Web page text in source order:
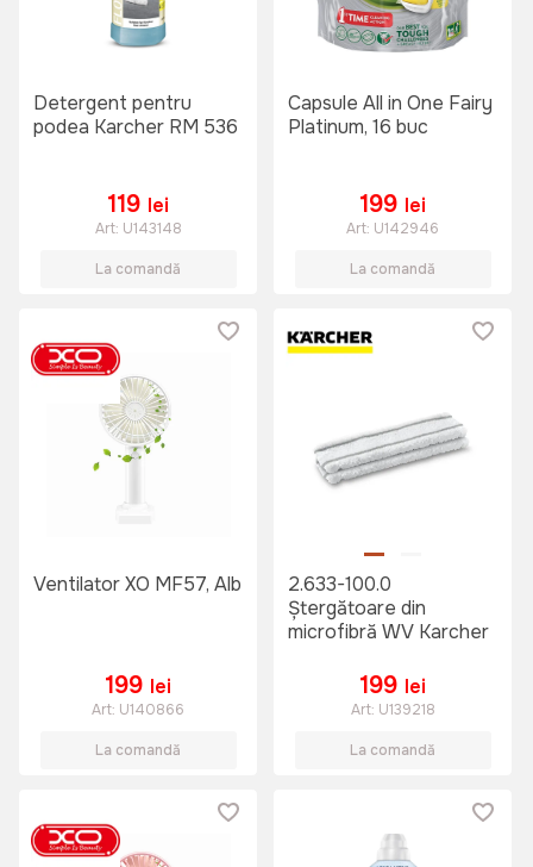
Detergent pentru
podea Karcher RM 536
119 lei
Art: U143148
La comandă
Capsule All in One Fairy
Platinum, 16 buc
199 lei
Art: U142946
La comandă
Ventilator XO MF57, Alb
199 lei
Art: U140866
La comandă
2.633-100.0
Ștergătoare din
microfibră WV Karcher
199 lei
Art: U139218
La comandă